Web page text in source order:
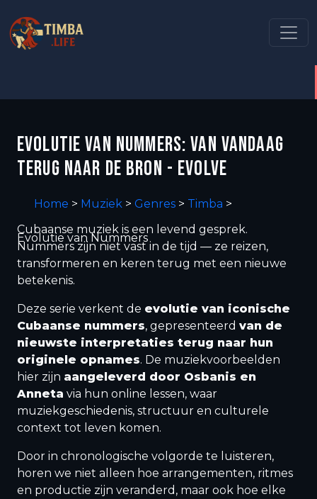
EVOLUTIE VAN NUMMERS: VAN VANDAAG
TERUG NAAR DE BRON - EVOLVE
Home > Muziek > Genres > Timba >
Evolutie van Nummers
Cubaanse muziek is een levend gesprek.
Nummers zijn niet vast in de tijd — ze reizen,
transformeren en keren terug met een nieuwe
betekenis.
Deze serie verkent de evolutie van iconische
Cubaanse nummers, gepresenteerd van de
nieuwste interpretaties terug naar hun
originele opnames. De muziekvoorbeelden
hier zijn aangeleverd door Osbanis en
Anneta via hun online lessen, waar
muziekgeschiedenis, structuur en culturele
context tot leven komen.
Door in chronologische volgorde te luisteren,
horen we niet alleen hoe arrangementen, ritmes
en productie zijn veranderd, maar ook hoe elke